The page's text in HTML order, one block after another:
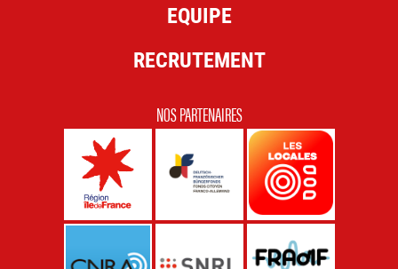
EQUIPE
RECRUTEMENT
NOS PARTENAIRES